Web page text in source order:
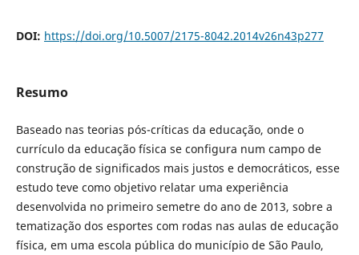
DOI: https://doi.org/10.5007/2175-8042.2014v26n43p277
Resumo
Baseado nas teorias pós-críticas da educação, onde o
currículo da educação física se configura num campo de
construção de significados mais justos e democráticos, esse
estudo teve como objetivo relatar uma experiência
desenvolvida no primeiro semetre do ano de 2013, sobre a
tematização dos esportes com rodas nas aulas de educação
física, em uma escola pública do município de São Paulo,